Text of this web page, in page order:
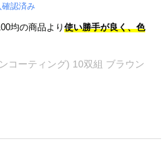
確認済み
均の商品より 使い勝手が良く、色
コーティング) 10双組 ブラウン